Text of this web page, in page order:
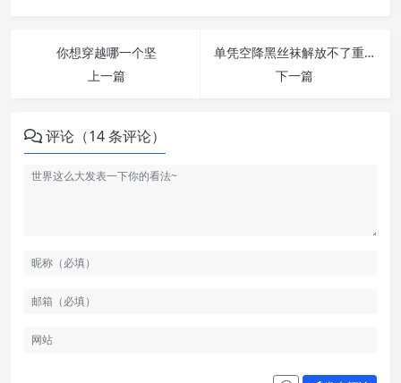
你想穿越哪一个坚
上一篇
单凭空降黑丝袜解放不了重庆
下一篇
评论（14 条评论）